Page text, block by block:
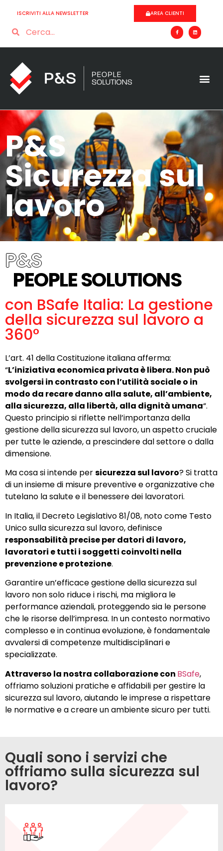
ISCRIVITI ALLA NEWSLETTER AREA CLIENTI
P&S
Sicurezza sul
lavoro
P&S
PEOPLE SOLUTIONS
con BSafe Italia: La gestione
della sicurezza sul lavoro a
360°​
L’art. 41 della Costituzione italiana afferma:
“L’iniziativa economica privata è libera. Non può
svolgersi in contrasto con l’utilità sociale o in
modo da recare danno alla salute, all’ambiente,
alla sicurezza, alla libertà, alla dignità umana“.
Questo principio si riflette nell’importanza della
gestione della sicurezza sul lavoro, un aspetto cruciale
per tutte le aziende, a prescindere dal settore o dalla
dimensione.
Ma cosa si intende persicurezza sul lavoro? Si tratta
di un insieme di misure preventive e organizzative che
tutelano la salute e il benessere dei lavoratori.
In Italia, il Decreto Legislativo 81/08, noto come Testo
Unico sulla sicurezza sul lavoro, definisce
responsabilità precise per datori di lavoro,
lavoratori e tutti i soggetti coinvolti nella
prevenzione e protezione.
Garantire un’efficace gestione della sicurezza sul
lavoro non solo riduce i rischi, ma migliora le
performance aziendali, proteggendo sia le persone
che le risorse dell’impresa. In un contesto normativo
complesso e in continua evoluzione, è fondamentale
avvalersi di competenze multidisciplinari e
specializzate.
Attraverso la nostra collaborazione con BSafe,
offriamo soluzioni pratiche e affidabili per gestire la
sicurezza sul lavoro, aiutando le imprese a rispettare
le normative e a creare un ambiente sicuro per tutti.
Quali sono i servizi che
offriamo sulla sicurezza sul
lavoro?